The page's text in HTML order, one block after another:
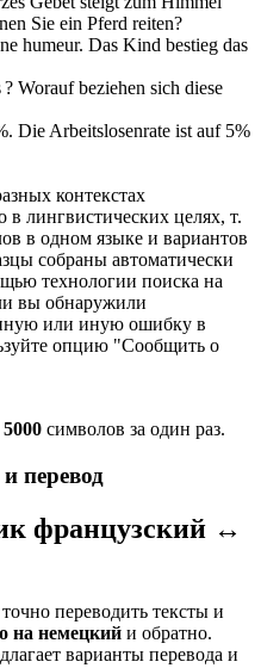
Sie ein Pferd reiten?
humeur. Das Kind bestieg das
? Worauf beziehen sich diese
Die Arbeitslosenrate ist auf 5%
контекстах
в лингвистических целях, т.
в одном языке и вариантов
собраны автоматически
технологии поиска на
вы обнаружили
или иную ошибку в
опцию "Сообщить о
5000 символов за один раз.
перевод
французский ↔
переводить тексты и
на немецкий и обратно.
варианты перевода и